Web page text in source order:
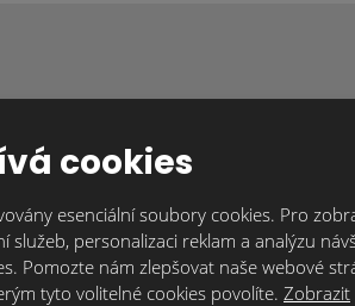
nějaké dotazy?
nebo doplňující
každý je originál. Kontaktujte nás
formulář. Čím více informací nám o
nabídku nebo zodpovědět Vaše dotazy.
cookies
esenciální soubory cookies. Pro
personalizaci reklam a analýzu
Pomozte nám zlepšovat naše webové
tyto volitelné cookies povolíte. Zobrazit